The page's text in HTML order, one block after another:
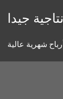
جيدا
شهرية عالية